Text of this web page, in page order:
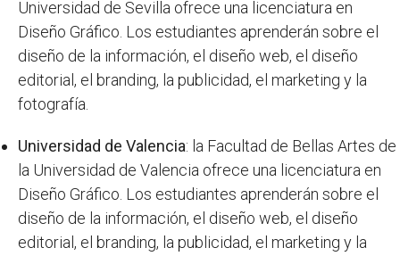
Universidad de Sevilla ofrece una licenciatura en
Diseño Gráfico. Los estudiantes aprenderán sobre el
diseño de la información, el diseño web, el diseño
editorial, el branding, la publicidad, el marketing y la
fotografía.
Universidad de Valencia: la Facultad de Bellas Artes de
la Universidad de Valencia ofrece una licenciatura en
Diseño Gráfico. Los estudiantes aprenderán sobre el
diseño de la información, el diseño web, el diseño
editorial, el branding, la publicidad, el marketing y la